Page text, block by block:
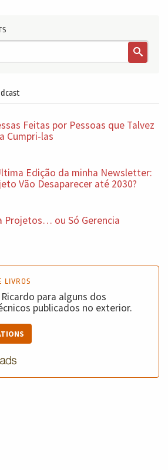
Feitas por Pessoas que Talvez
Cumpri-las
Edição da minha Newsletter:
Vão Desaparecer até 2030?
Projetos… ou Só Gerencia
LIVROS
para alguns dos
publicados no exterior.